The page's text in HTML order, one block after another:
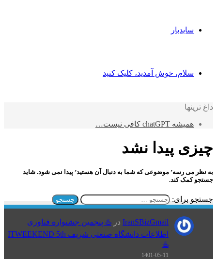
سایدبار
سلام، خوش آمدید، کلیک کنید
داغ ترینها
همیشه chatGPT کافی نیست…
چیزی پیدا نشد
به نظر می رسه’ موضوعی که شما به دنبال آن هستید’ پیدا نمی شود. شاید
جستجو کمک کند.
جستجو برای:
IranSBizGmail در ♨️ پنجمین جشنواره فناوری
اطلاعات دانشگاه صنعتی شریف ITWEEKEND 5th
♨️
1401-05-11